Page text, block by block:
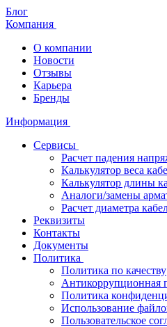
Блог
Компания
О компании
Новости
Отзывы
Карьера
Бренды
Информация
Сервисы
Расчет падения
Калькулятор веса
Калькулятор длины
Аналоги/замены
Расчет диаметра
Реквизиты
Контакты
Документы
Политика
Политика по качеству
Антикоррупционная
Политика
Использование
Пользовательское